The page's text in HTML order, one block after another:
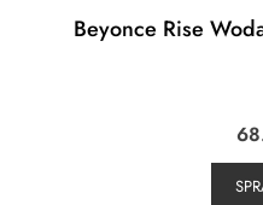
Beyonce Rise